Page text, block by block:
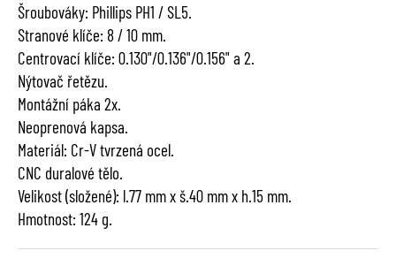
5
hvězdiček.
Šroubováky: Phillips PH1 / SL5.
Stranové klíče: 8 / 10 mm.
Centrovací klíče: 0.130"/0.136"/0.156" a 2.
Nýtovač řetězu.
Montážní páka 2x.
Neoprenová kapsa.
Materiál: Cr-V tvrzená ocel.
CNC duralové tělo.
Velikost (složené): l.77 mm x š.40 mm x h.15 mm.
Hmotnost: 124 g.
HLEDAT
D
o
p
o
r
u
č